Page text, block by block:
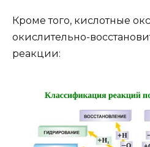
Кроме того, кислотные
окислительно-
реакции: